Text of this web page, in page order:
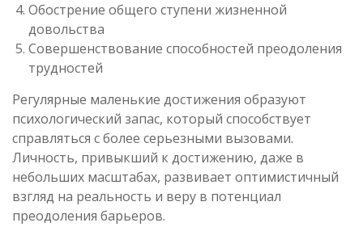
Обострение общего ступени жизненной
довольства
Совершенствование способностей преодоления
трудностей
Регулярные маленькие достижения образуют
психологический запас, который способствует
справляться с более серьезными вызовами.
Личность, привыкший к достижению, даже в
небольших масштабах, развивает оптимистичный
взгляд на реальность и веру в потенциал
преодоления барьеров.